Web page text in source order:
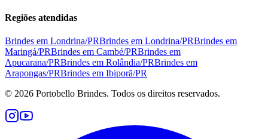
Regiões atendidas
Brindes em Londrina/PRBrindes em Londrina/PRBrindes em
Maringá/PRBrindes em Cambé/PRBrindes em
Apucarana/PRBrindes em Rolândia/PRBrindes em
Arapongas/PRBrindes em Ibiporã/PR
© 2026 Portobello Brindes. Todos os direitos reservados.